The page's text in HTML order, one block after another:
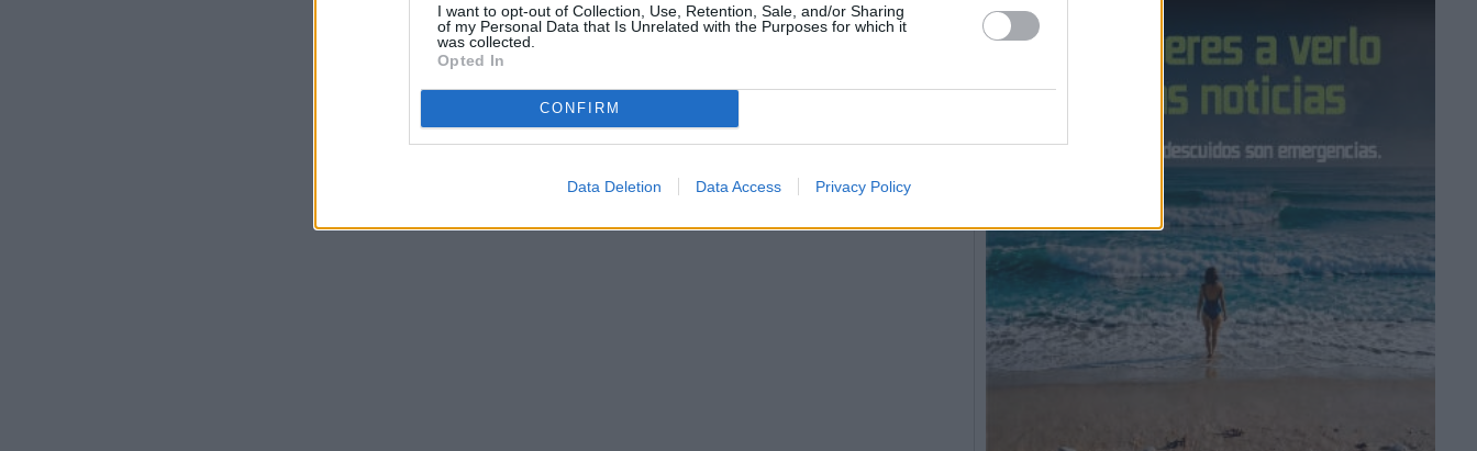
I want to opt-out of Collection, Use, Retention, Sale, and/or Sharing
of my Personal Data that Is Unrelated with the Purposes for which it
was collected.
Opted In
CONFIRM
Data Deletion Data Access Privacy Policy